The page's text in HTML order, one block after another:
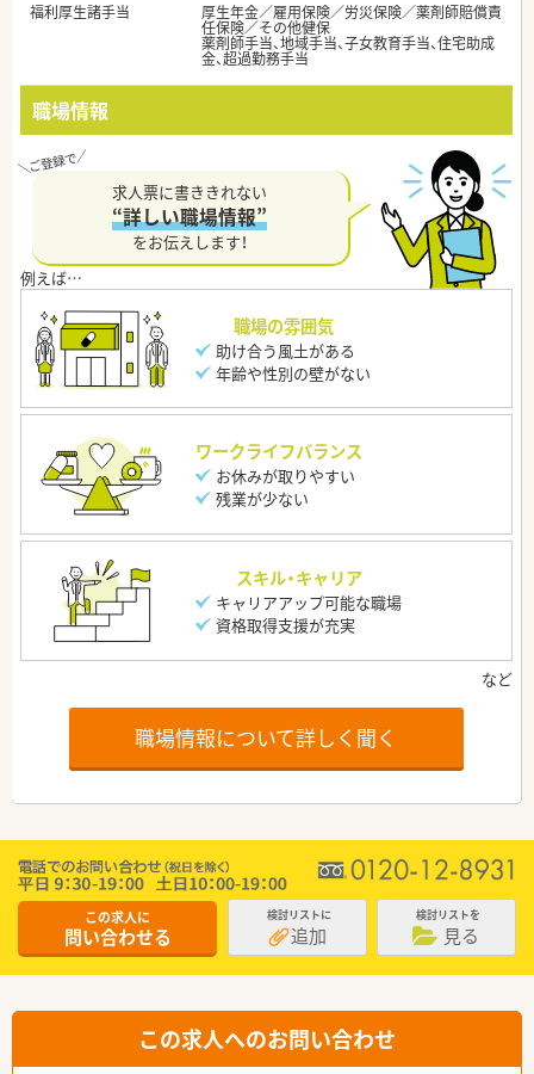
福利厚生諸手当
厚生年金／雇用保険／労災保険／薬剤師賠償責
任保険／その他健保
薬剤師手当、地域手当、子女教育手当、住宅助成
金、超過勤務手当
職場情報
求人票に書ききれない
“詳しい職場情報”
をお伝えします！
職場の雰囲気
助け合う風土がある
年齢や性別の壁がない
ワークライフバランス
お休みが取りやすい
残業が少ない
スキル・キャリア
キャリアアップ可能な職場
資格取得支援が充実
職場情報について詳しく聞く
この求人に
問い合わせる
検討リストに
追加
検討リストを
見る
この求人へのお問い合わせ